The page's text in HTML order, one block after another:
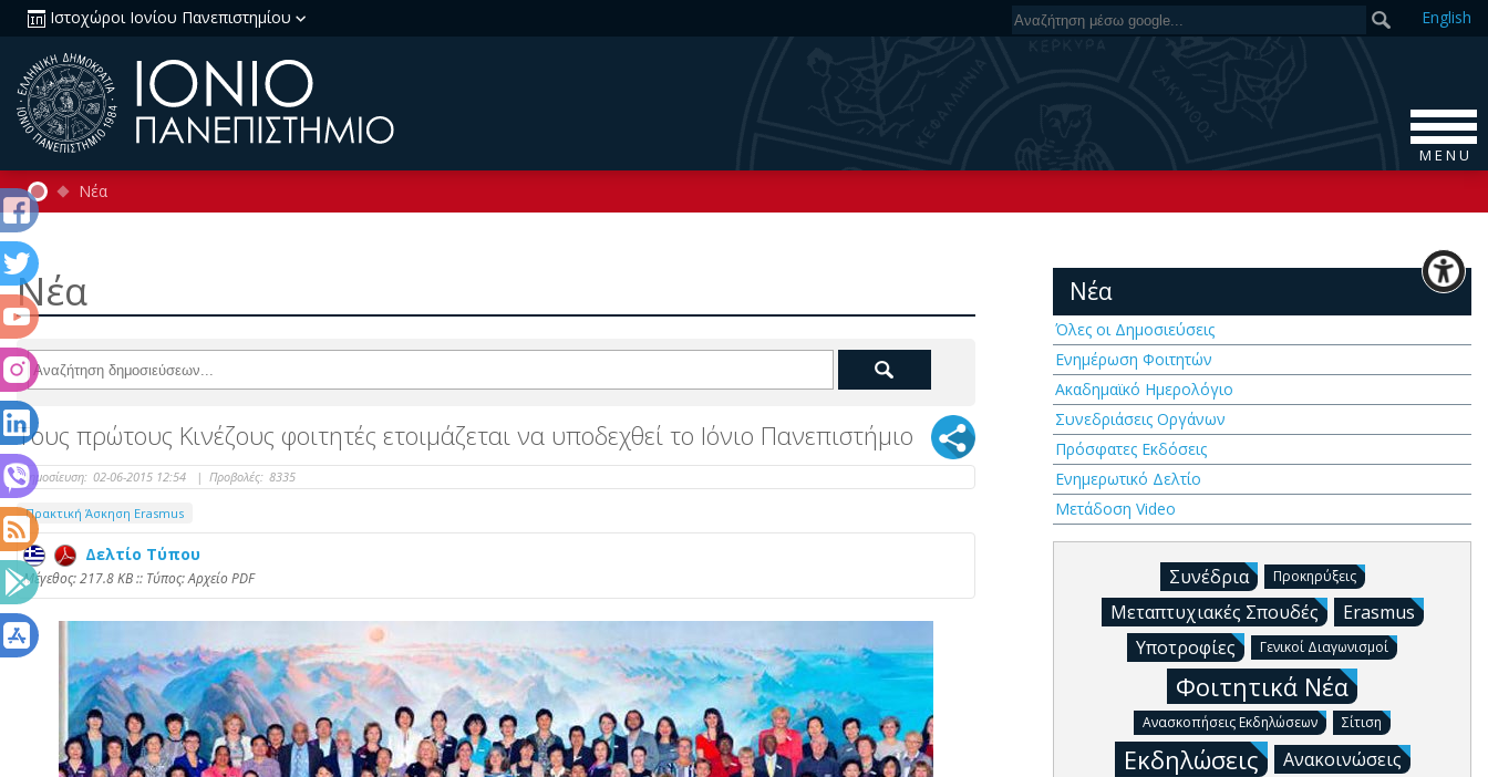
Ιστοχώροι Ιονίου Πανεπιστημίου English
M E N U
Νέα
Νέα
Τους πρώτους Κινέζους φοιτητές ετοιμάζεται να υποδεχθεί το Ιόνιο Πανεπιστήμιο
Δημοσίευση: 02-06-2015 12:54 | Προβολές: 8335
Πρακτική Άσκηση Erasmus
Δελτίο Τύπου
Mέγεθος: 217.8 KB :: Τύπος: Αρχείο PDF
Νέα
Όλες οι Δημοσιεύσεις
Ενημέρωση Φοιτητών
Ακαδημαϊκό Ημερολόγιο
Συνεδριάσεις Οργάνων
Πρόσφατες Εκδόσεις
Ενημερωτικό Δελτίο
Μετάδοση Video
Συνέδρια Προκηρύξεις
Μεταπτυχιακές Σπουδές
Erasmus
Υποτροφίες
Γενικοί Διαγωνισμοί
Φοιτητικά Νέα
Ανασκοπήσεις Εκδηλώσεων Σίτιση
Εκδηλώσεις Ανακοινώσεις